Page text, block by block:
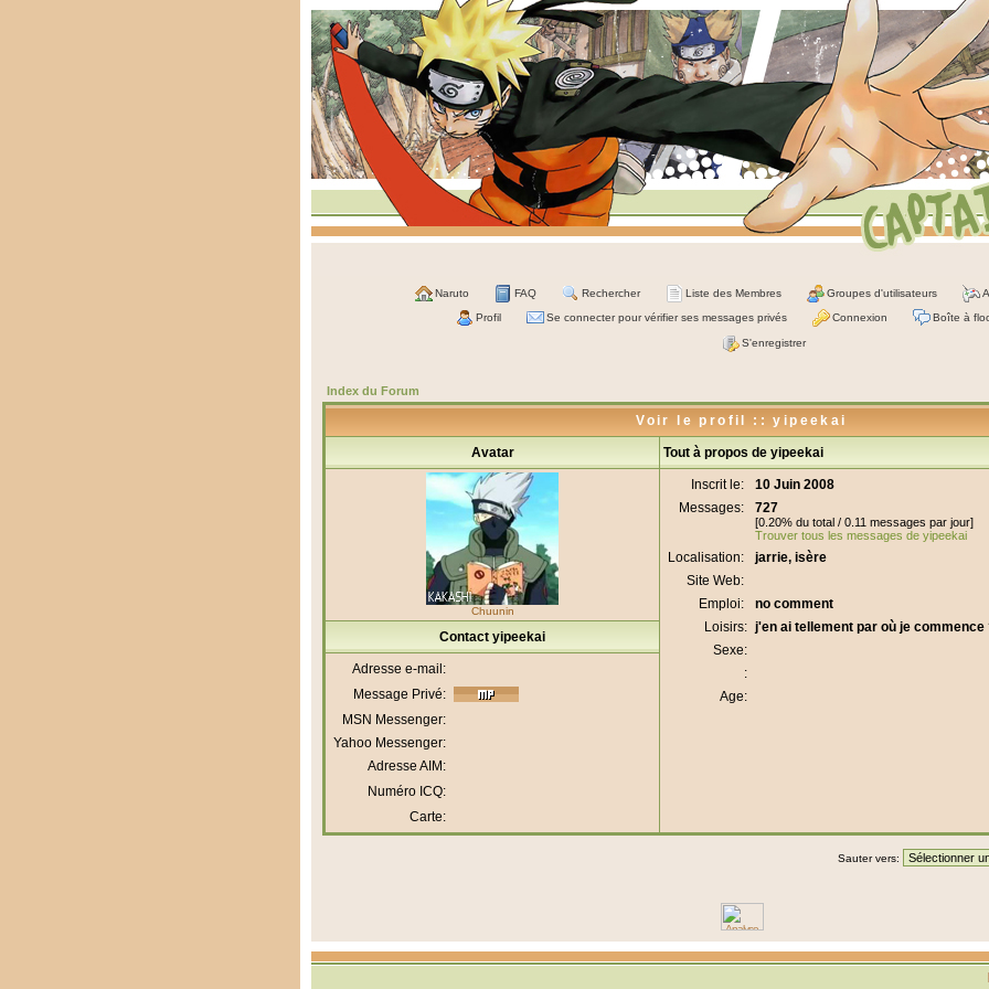
Naruto FAQ Rechercher Liste des Membres Groupes d'utilisateurs
Profil Se connecter pour vérifier ses messages privés Connexion Boîte à
S'enregistrer
Index du Forum
Voir le profil :: yipeekai
Avatar Tout à propos de yipeekai
Chuunin
Inscrit le:
10 Juin 2008
Messages:
727
[0.20% du total / 0.11 messages par jour]
Trouver tous les messages de yipeekai
Localisation:
jarrie, isère
Site Web:
Emploi:
no comment
Loisirs: j'en ai tellement par où je commence
Sexe:
:
Age:
Contact yipeekai
Adresse e-mail:
Message Privé:
MSN Messenger:
Yahoo Messenger:
Adresse AIM:
Numéro ICQ:
Carte:
Sauter vers: